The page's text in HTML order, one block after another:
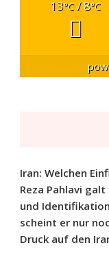
13°C / 8°C
Iran: Welchen
Reza Pahlavi
und
scheint er nur
Druck auf den